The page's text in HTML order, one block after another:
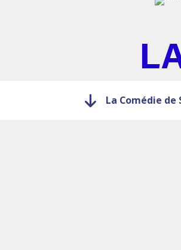
La Comédie